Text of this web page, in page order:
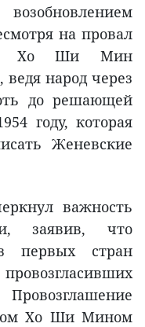
на провал
Хо Ши Мин
народ через
до решающей
году, которая
Женевские
важность
заявив, что
первых стран
Хо Ши Мином